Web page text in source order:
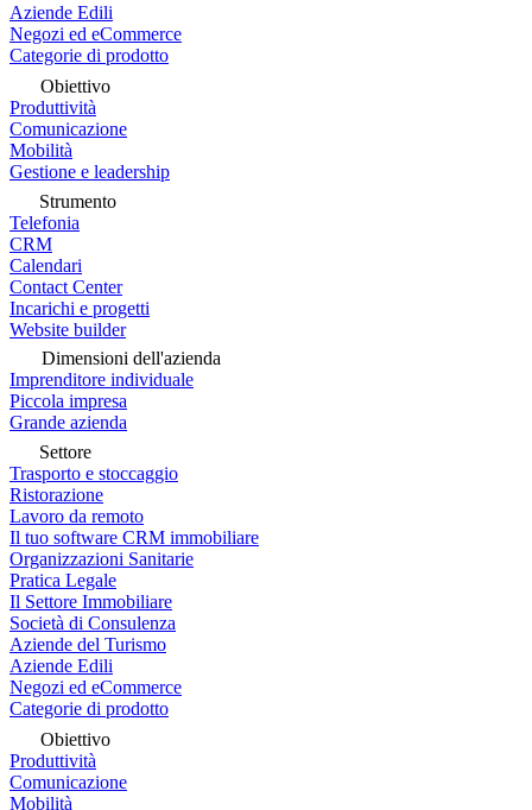
Aziende Edili
Negozi ed eCommerce
Categorie di prodotto
Obiettivo
Produttività
Comunicazione
Mobilità
Gestione e leadership
Strumento
Telefonia
CRM
Calendari
Contact Center
Incarichi e progetti
Website builder
Dimensioni dell'azienda
Imprenditore individuale
Piccola impresa
Grande azienda
Settore
Trasporto e stoccaggio
Ristorazione
Lavoro da remoto
Il tuo software CRM immobiliare
Organizzazioni Sanitarie
Pratica Legale
Il Settore Immobiliare
Società di Consulenza
Aziende del Turismo
Aziende Edili
Negozi ed eCommerce
Categorie di prodotto
Obiettivo
Produttività
Comunicazione
Mobilità